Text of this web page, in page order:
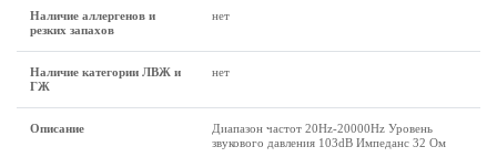
Наличие аллергенов и
резких запахов
нет
Наличие категории ЛВЖ и
ГЖ
нет
Описание
Диапазон частот 20Hz-20000Hz Уровень
звукового давления 103dB Импеданс 32 Ом